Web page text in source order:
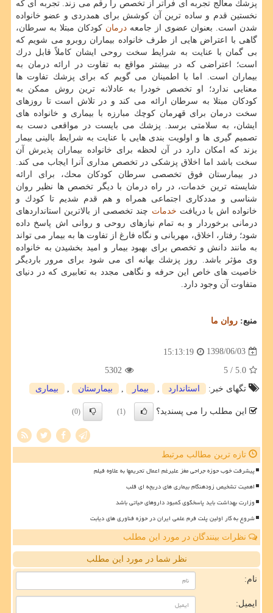
پزشك معالج تجربه ای فراتر از تخصص را رقم می زند. تجربه ای كه
نخستین قدم و ساده ترین آن كوشش برای همدردی و عضو خانواده
شدن است. بعنوان عضوی از جامعه درمان كودكان مبتلا به سرطان،
گاهی با اعتراض هایی از طرف خانواده بیماران روبرو می شویم كه
بی گمان با عنایت به شرایط سخت روحی ایشان كاملاً قابل درك
است؛ اعتراضی كه در بیشتر مواقع به تفاوت در ارائه درمان به
بیماران است. اما با اطمینان می گویم كه برای پزشك تفاوت ها
معنایی ندارد؛ او تخصص خودرا به عادلانه ترین روش ممكن به
كودكان مبتلا به سرطان ارائه می كند و در تلاش است تا روزهای
سخت درمان برای قهرمان كوچك مبارزه با بیماری و خانواده های
ایشان، به سلامتی برسد. پزشك می بایست در مواقعی دست به
تصمیم گیری ها و اولویت بندی هایی با عنایت به شرایط بالینی بیمار
بزند كه امكان دارد در آن لحظه برای خانواده بیماران پذیرش آن
سخت باشد اما اخلاق پزشكی در تخصص مداری آنرا ایجاب می كند.
در بیمارستان فوق تخصصی سرطان كودكان محك، برای ارائه
شایسته ترین خدمات، در راه درمان با دیگر تخصص ها نظیر روان
شناسی و مددكاری اجتماعی همراه و هم قدم شدیم تا كودك و
خانواده اش با دریافت خدمات چند تخصصی از بالاترین استانداردهای
درمانی برخوردار و به تمام نیازهای روحی و روانی اش پاسخ داده
شود؛ رفتار، اخلاق، مهربانی و نگاه فارغ از تفاوت ها به بیمار می تواند
به مانند دانش و تخصص برای بهبود بیمار و امید بخشیدن به خانواده
وی مؤثر باشد. روز پزشك بهانه ای می شود برای مرور باردیگر
خاصیت های خاص این حرفه و نگاهی مجدد به تعابیری كه در دنیای
متفاوت آن وجود دارد.
منبع: روان ما
1398/06/03
15:13:19
5.0
/ 5
5302
تگهای خبر:
استاندارد بیمار بیمارستان بیماری
این مطلب را می پسندید؟ (1)
(0)
تازه ترین مطالب مرتبط
پیشرفت خوب حوزه جراحی مغز علیرغم اعمال تحریمها به علاوه فیلم
اهمیت تشخیص زودهنگام بیماری های دریچه ای قلب
وزارت بهداشت باید پاسخگوی کمبود داروهای حیاتی باشد
شروع به کار اولین پلت فرم علمی ایران در حوزه فناوری های دیابت
نظرات بینندگان در مورد این مطلب
نظر شما در مورد این مطلب
نام:
ایمیل: